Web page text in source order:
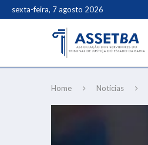
sexta-feira, 7 agosto 2026
Home Notícias